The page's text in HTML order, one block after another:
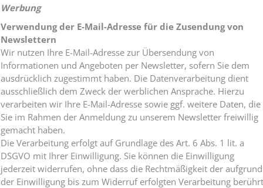
Werbung
Verwendung der E-Mail-Adresse für die Zusendung von
Newslettern
Wir nutzen Ihre E-Mail-Adresse zur Übersendung von
Informationen und Angeboten per Newsletter, sofern Sie dem
ausdrücklich zugestimmt haben. Die Datenverarbeitung dient
ausschließlich dem Zweck der werblichen Ansprache. Hierzu
verarbeiten wir Ihre E-Mail-Adresse sowie ggf. weitere Daten, die
Sie im Rahmen der Anmeldung zu unserem Newsletter freiwillig
gemacht haben.
Die Verarbeitung erfolgt auf Grundlage des Art. 6 Abs. 1 lit. a
DSGVO mit Ihrer Einwilligung. Sie können die Einwilligung
jederzeit widerrufen, ohne dass die Rechtmäßigkeit der aufgrund
der Einwilligung bis zum Widerruf erfolgten Verarbeitung berührt